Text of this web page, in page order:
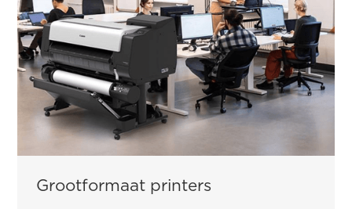
Grootformaat printers